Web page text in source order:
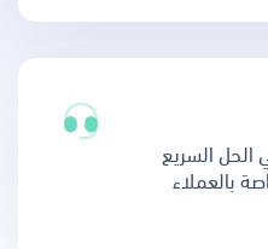
السريع
بالعملاء